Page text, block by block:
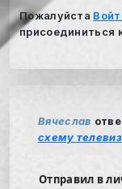
Пожалуйста
присоединиться
Вячеслав
схему
Отправил в